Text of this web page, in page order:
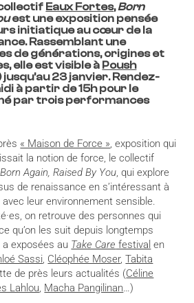
Eaux Fortes,Born
est une exposition pensée
initiatique au cœur de la
Rassemblant une
de générations, origines et
elle est visible à Poush
jusqu’au 23 janvier. Rendez-
à partir de 15h pour le
par trois performances
« Maison de Force », exposition qui
la notion de force, le collectif
Born Again, Raised By You, qui explore
de renaissance en s’intéressant à
avec leur environnement sensible.
on retrouve des personnes qui
qu’on les suit depuis longtemps
a exposées au Take Care festival en
Sassi, Cléophée Moser,Tabita
de près leurs actualités (Céline
Lahlou, Macha Pangilinan…)